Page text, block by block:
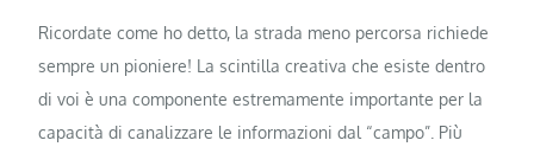
Ricordate come ho detto, la strada meno percorsa richiede
sempre un pioniere! La scintilla creativa che esiste dentro
di voi è una componente estremamente importante per la
capacità di canalizzare le informazioni dal “campo”. Più